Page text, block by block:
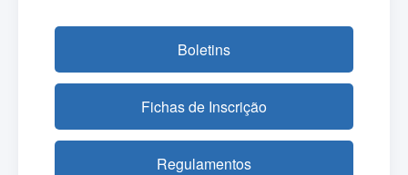
Boletins
Fichas de Inscrição
Regulamentos